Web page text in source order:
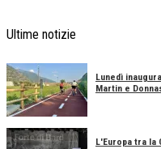
Ultime notizie
Lunedì
Martin e
L'Europa tra la